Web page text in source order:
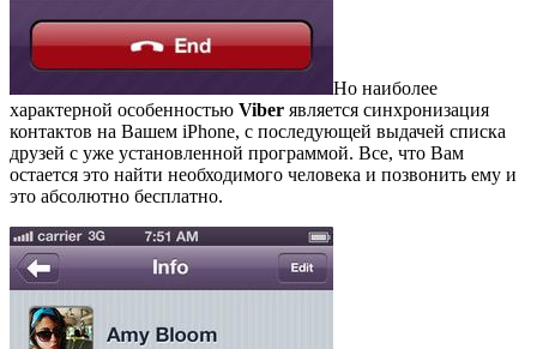
Но наиболее
характерной особенностью Viber является синхронизация
контактов на Вашем iPhone, с последующей выдачей списка
друзей с уже установленной программой. Все, что Вам
остается это найти необходимого человека и позвонить ему и
это абсолютно бесплатно.